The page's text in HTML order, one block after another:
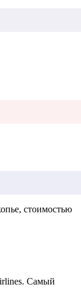
стоимостью
Самый